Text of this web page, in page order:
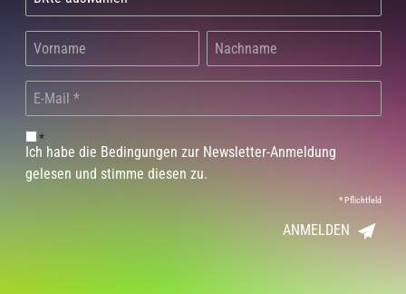
*
Ich habe die Bedingungen zur Newsletter-Anmeldung
gelesen und stimme diesen zu.
*Pflichtfeld
ANMELDEN